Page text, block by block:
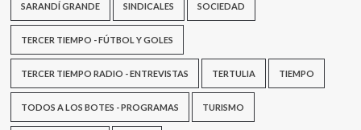
SARANDÍ GRANDE SINDICALES SOCIEDAD
TERCER TIEMPO - FÚTBOL Y GOLES
TERCER TIEMPO RADIO - ENTREVISTAS TERTULIA TIEMPO
TODOS A LOS BOTES - PROGRAMAS TURISMO